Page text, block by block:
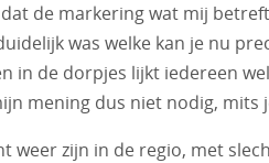
de markering wat mij
was welke kan je nu
in de dorpjes lijkt iedereen
mening dus niet nodig, mits
weer zijn in de regio, met